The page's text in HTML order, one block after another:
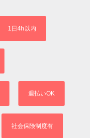
1日4h以内
週払いOK
社会保険制度有